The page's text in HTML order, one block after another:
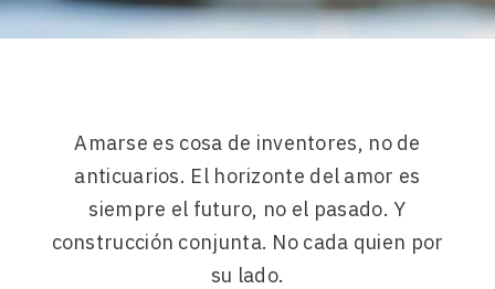
Amarse es cosa de inventores, no de
anticuarios. El horizonte del amor es
siempre el futuro, no el pasado. Y
construcción conjunta. No cada quien por
su lado.